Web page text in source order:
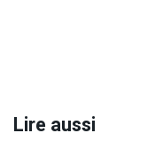
Lire aussi